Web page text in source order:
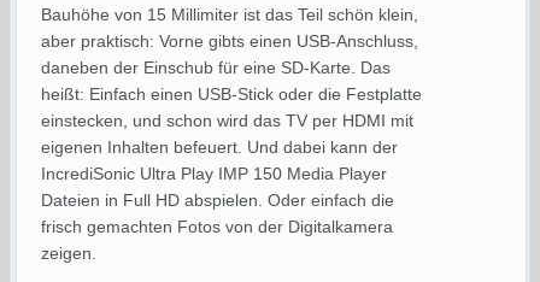
Bauhöhe von 15 Millimiter ist das Teil schön klein,
aber praktisch: Vorne gibts einen USB-Anschluss,
daneben der Einschub für eine SD-Karte. Das
heißt: Einfach einen USB-Stick oder die Festplatte
einstecken, und schon wird das TV per HDMI mit
eigenen Inhalten befeuert. Und dabei kann der
IncrediSonic Ultra Play IMP 150 Media Player
Dateien in Full HD abspielen. Oder einfach die
frisch gemachten Fotos von der Digitalkamera
zeigen.